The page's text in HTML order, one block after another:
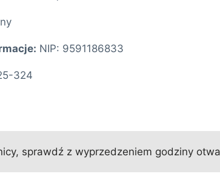
NIP: 9591186833
324
sprawdź z wyprzedzeniem godziny